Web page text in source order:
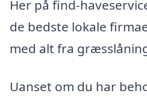
Her på find-
de bedste lokale
med alt fra
Uanset om du har